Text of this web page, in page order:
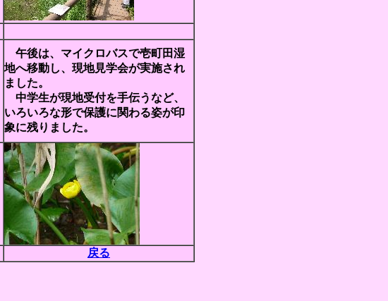
午後は、マイクロバスで壱町田湿
地へ移動し、現地見学会が実施され
ました。
中学生が現地受付を手伝うなど、
いろいろな形で保護に関わる姿が印
象に残りました。
戻る